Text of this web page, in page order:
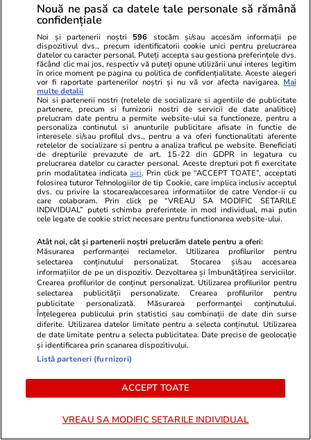
tropicale și furtuni în perioada
17-19 iulie 2026. Cod galben
emis pentru mai multe județe
din România
Știri România 11:17
Directoare din Ministerul
Transporturilor, acuzată de
Radu Miruță că are un atelier
de ciocolată privat chiar în Gara
de Nord. Cine e Anna Maria
Știri România 10:50
Sfântul Ilie – tradiții, obiceiuri și
superstiții. Ce să nu faci de
Sfântul Ilie
Știri România
Nouă ne pasă ca datele tale personale să rămână
confidențiale
Noi și partenerii noștri 596 stocăm și/sau accesăm informații pe
dispozitivul dvs., precum identificatorii cookie unici pentru prelucrarea
datelor cu caracter personal. Puteți accepta sau gestiona preferințele dvs.
făcând clic mai jos, respectiv vă puteți opune utilizării unui interes legitim
în orice moment pe pagina cu politica de confidențialitate. Aceste alegeri
vor fi raportate partenerilor noștri și nu vă vor afecta navigarea. Mai
multe detalii
Noi si partenerii nostri (retelele de socializare si agentiile de publicitate
partenere, precum si furnizorii nostri de servicii de date analitice)
prelucram date pentru a permite website-ului sa functioneze, pentru a
personaliza continutul si anunturile publicitare afisate in functie de
interesele si/sau profilul dvs., pentru a va oferi functionalitati aferente
retelelor de socializare si pentru a analiza traficul pe website. Beneficiati
de drepturile prevazute de art. 15-22 din GDPR in legatura cu
prelucrarea datelor cu caracter personal. Aceste drepturi pot fi exercitate
prin modalitatea indicataaici. Prin click pe “ACCEPT TOATE”, acceptati
folosirea tuturor Tehnologiilor de tip Cookie, care implica inclusiv acceptul
dvs. cu privire la stocarea/accesarea informatiilor de catre Vendor-ii cu
care colaboram. Prin click pe “VREAU SA MODIFIC SETARILE
INDIVIDUAL” puteti schimba preferintele in mod individual, mai putin
cele legate de cookie strict necesare pentru functionarea website-ului.
Atât noi, cât și partenerii noștri prelucrăm datele pentru a oferi:
Măsurarea performanței reclamelor. Utilizarea profilurilor pentru
selectarea conținutului personalizat. Stocarea și/sau accesarea
informațiilor de pe un dispozitiv. Dezvoltarea și îmbunătățirea serviciilor.
Crearea profilurilor de conținut personalizat. Utilizarea profilurilor pentru
selectarea publicității personalizate. Crearea profilurilor pentru
publicitate personalizată. Măsurarea performanței conținutului.
Înțelegerea publicului prin statistici sau combinații de date din surse
diferite. Utilizarea datelor limitate pentru a selecta conținutul. Utilizarea
de date limitate pentru a selecta publicitatea. Date precise de geolocație
și identificarea prin scanarea dispozitivului.
Listă parteneri (furnizori)
ACCEPT TOATE
VREAU SA MODIFIC SETARILE INDIVIDUAL